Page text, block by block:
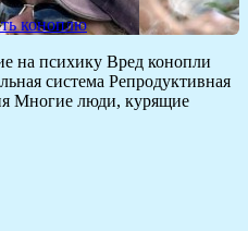
коноплю
на психику Вред конопли
система Репродуктивная
Многие люди, курящие